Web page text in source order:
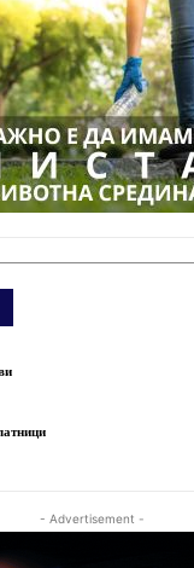
- Advertisement -